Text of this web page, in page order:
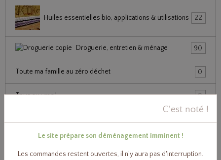
Huiles essentielles bio, applications & utilisations 22
Droguerie, entretien & ménage 90
Toute ma famille au zéro déchet 0
Tous au vrac ! 0
Les kits
C'est noté !
Le site prépare son déménagement imminent !
Les commandes restent ouvertes, il n'y aura pas d'interruption.